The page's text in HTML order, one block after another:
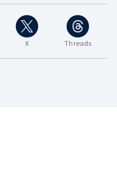
X Threads